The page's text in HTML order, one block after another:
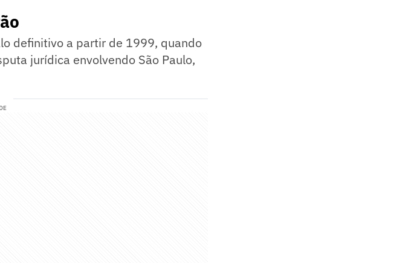
definitivo a partir de 1999, quando
jurídica envolvendo São Paulo,